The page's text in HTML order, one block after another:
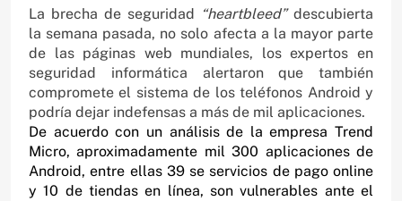
La brecha de seguridad “heartbleed”descubierta
la semana pasada, no solo afecta a la mayor parte
de las páginas web mundiales, los expertos en
seguridad informática alertaron que también
compromete el sistema de los teléfonos Android y
podría dejar indefensas a más de mil aplicaciones.
De acuerdo con un análisis de la empresa Trend
Micro, aproximadamente mil 300 aplicaciones de
Android, entre ellas 39 se servicios de pago online
y 10 de tiendas en línea, son vulnerables ante el